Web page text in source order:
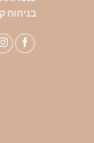
בניחוח